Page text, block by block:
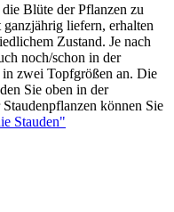
Blüte der Pflanzen zu
ganzjährig liefern, erhalten
Zustand. Je nach
noch/schon in der
in zwei Topfgrößen an. Die
Sie oben in der
können Sie
Stauden"